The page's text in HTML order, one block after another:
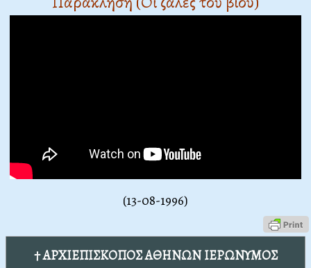
(13-08-1996)
† ΑΡΧΙΕΠΙΣΚΟΠΟΣ ΑΘΗΝΩΝ ΙΕΡΩΝΥΜΟΣ